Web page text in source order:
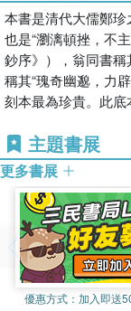
本書是清代大儒鄭
也是“瀏漓頓挫，不
鈔序》），翁同書稱
稱其“瑰奇幽邈，力
刻本最為珍貴。此底
主題書展
更多書展
優惠方式： 加入即送